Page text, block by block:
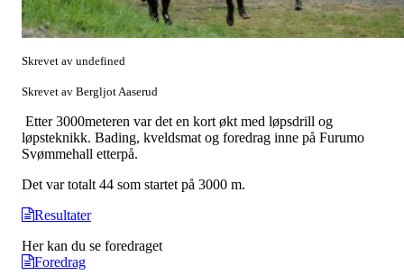
Skrevet av undefined
Skrevet av Bergljot Aaserud
Etter 3000meteren var det en kort økt med løpsdrill og
løpsteknikk. Bading, kveldsmat og foredrag inne på Furumo
Svømmehall etterpå.
Det var totalt 44 som startet på 3000 m.
Resultater
Her kan du se foredraget
Foredrag